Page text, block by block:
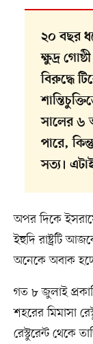
২০ বছর
ক্ষুদ্র
বিরুদ্ধে
সালের ৬
পারে,
সত্য।
অপর দিকে
ইহুদি রাষ্ট্রটি
অনেকে অবাক
গত ৮ জুলাই
শহরের মিমাসা
রেস্টুরেন্ট থেকে